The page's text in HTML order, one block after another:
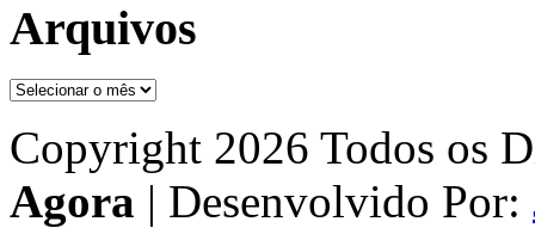
Arquivos
Arquivos
Copyright 2026 Todos os
Agora | Desenvolvido Por: